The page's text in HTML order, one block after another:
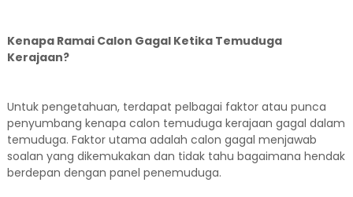
Kenapa Ramai Calon Gagal Ketika Temuduga
Kerajaan?
Untuk pengetahuan, terdapat pelbagai faktor atau punca
penyumbang kenapa calon temuduga kerajaan gagal dalam
temuduga. Faktor utama adalah calon gagal menjawab
soalan yang dikemukakan dan tidak tahu bagaimana hendak
berdepan dengan panel penemuduga.